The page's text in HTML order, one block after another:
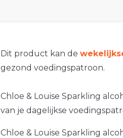
Dit product kan de
gezond voedingspatroon.
Chloe & Louise Sparkling
van je dagelijkse
Chloe & Louise Sparkling